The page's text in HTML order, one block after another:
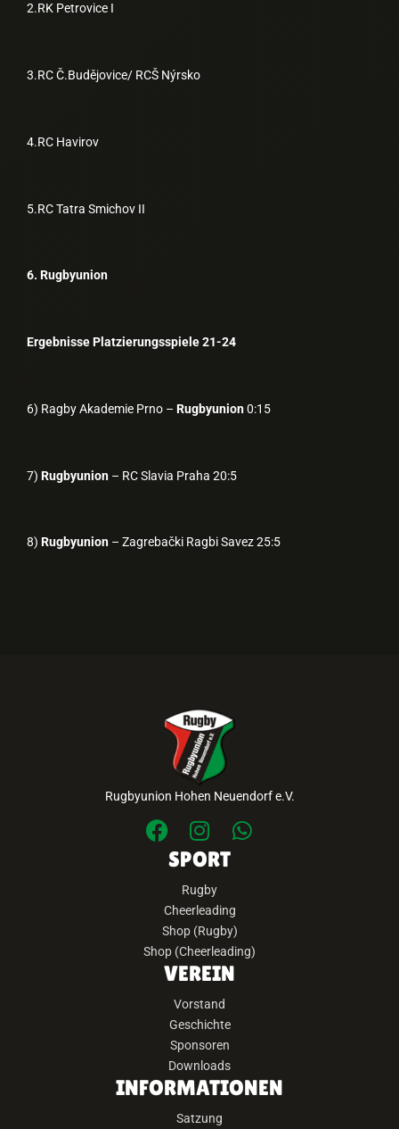
2.RK Petrovice I
3.RC Č.Budějovice/ RCŠ Nýrsko
4.RC Havirov
5.RC Tatra Smichov II
6. Rugbyunion
Ergebnisse Platzierungsspiele 21-24
6) Ragby Akademie Prno – Rugbyunion0:15
7) Rugbyunion – RC Slavia Praha 20:5
8) Rugbyunion – Zagrebački Ragbi Savez 25:5
Rugbyunion Hohen Neuendorf e.V.
SPORT
Rugby
Cheerleading
Shop (Rugby)
Shop (Cheerleading)
VEREIN
Vorstand
Geschichte
Sponsoren
Downloads
INFORMATIONEN
Satzung